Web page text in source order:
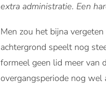
extra administratie. Een
Men zou het bijna
achtergrond speelt nog
formeel geen lid meer van
overgangsperiode nog